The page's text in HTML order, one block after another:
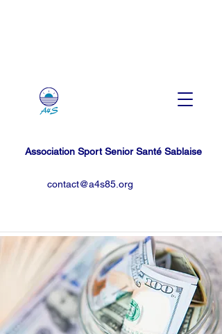
contact@a4s85.org
Association Sport Senior Santé Sablaise